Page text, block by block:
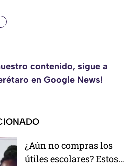
contenido, sigue a
en Google News!
¿Aún no compras los
útiles escolares? Estos